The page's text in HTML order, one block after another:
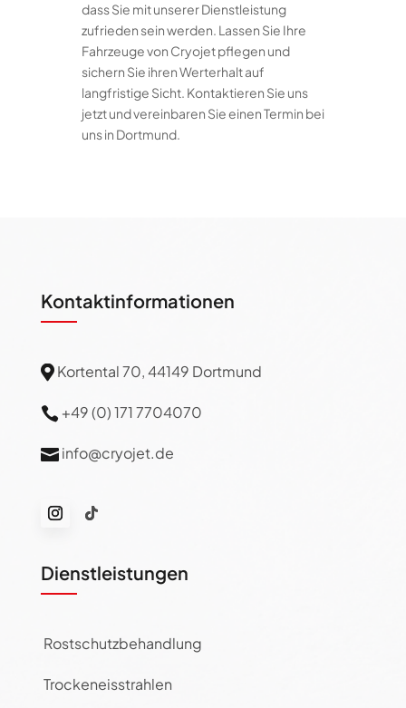
dass Sie mit unserer Dienstleistung
zufrieden sein werden. Lassen Sie Ihre
Fahrzeuge von Cryojet pflegen und
sichern Sie ihren Werterhalt auf
langfristige Sicht. Kontaktieren Sie uns
jetzt und vereinbaren Sie einen Termin bei
uns in Dortmund.
Kontaktinformationen
 Kortental 70, 44149 Dortmund
 +49 (0) 171 7704070
 info@cryojet.de
Dienstleistungen
Rostschutzbehandlung
Trockeneisstrahlen